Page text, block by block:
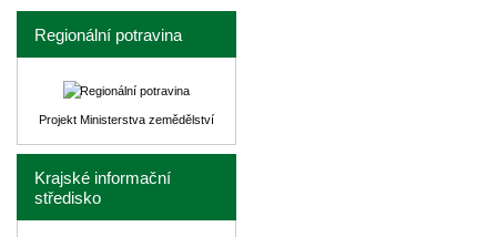
Regionální potravina
Projekt Ministerstva zemědělství
Krajské informační
středisko